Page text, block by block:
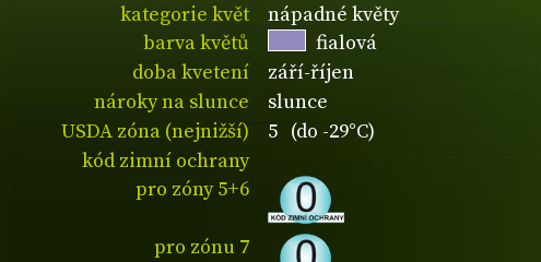
kategorie květ
nápadné květy
barva květů
fialová
doba kvetení
září-říjen
nároky na slunce
slunce
USDA zóna (nejnižší)
5 (do -29°C)
kód zimní ochrany
pro zóny 5+6
pro zónu 7